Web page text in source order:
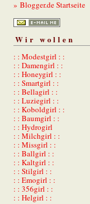
» Blogger.de Startseite
Wir wollen
: : Modestgirl : :
: : Damengirl : :
: : Honeygirl : :
: : Smartgirl : :
: : Bellagirl : :
: : Luziegirl : :
: : Koboldgirl : :
: : Baumgirl : :
: : Hydrogirl
: : Milchgirl : :
: : Missgirl : :
: : Ballgirl : :
: : Kaltgirl : :
: : Stilgirl : :
: : Emogirl : :
: : 356girl : :
: : Helgirl : :